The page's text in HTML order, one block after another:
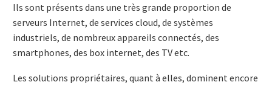
Ils sont présents dans une très grande proportion de
serveurs Internet, de services cloud, de systèmes
industriels, de nombreux appareils connectés, des
smartphones, des box internet, des TV etc.
Les solutions propriétaires, quant à elles, dominent encore